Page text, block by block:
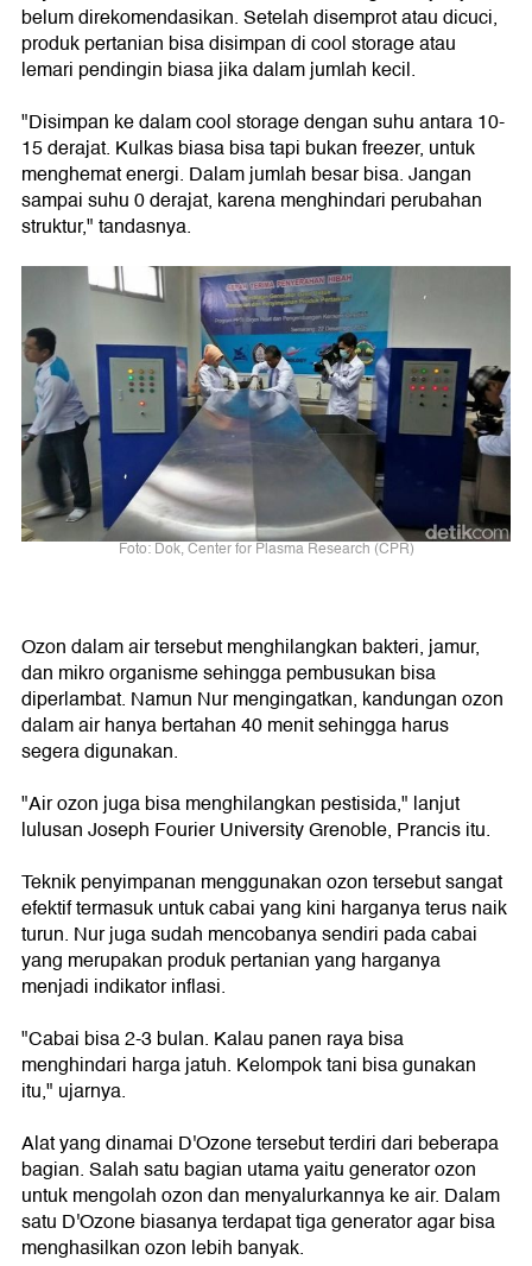
belum direkomendasikan. Setelah disemprot atau dicuci,
produk pertanian bisa disimpan di cool storage atau
lemari pendingin biasa jika dalam jumlah kecil.
"Disimpan ke dalam cool storage dengan suhu antara 10-
15 derajat. Kulkas biasa bisa tapi bukan freezer, untuk
menghemat energi. Dalam jumlah besar bisa. Jangan
sampai suhu 0 derajat, karena menghindari perubahan
struktur," tandasnya.
Foto: Dok, Center for Plasma Research (CPR)
Ozon dalam air tersebut menghilangkan bakteri, jamur,
dan mikro organisme sehingga pembusukan bisa
diperlambat. Namun Nur mengingatkan, kandungan ozon
dalam air hanya bertahan 40 menit sehingga harus
segera digunakan.
"Air ozon juga bisa menghilangkan pestisida," lanjut
lulusan Joseph Fourier University Grenoble, Prancis itu.
Teknik penyimpanan menggunakan ozon tersebut sangat
efektif termasuk untuk cabai yang kini harganya terus naik
turun. Nur juga sudah mencobanya sendiri pada cabai
yang merupakan produk pertanian yang harganya
menjadi indikator inflasi.
"Cabai bisa 2-3 bulan. Kalau panen raya bisa
menghindari harga jatuh. Kelompok tani bisa gunakan
itu," ujarnya.
Alat yang dinamai D'Ozone tersebut terdiri dari beberapa
bagian. Salah satu bagian utama yaitu generator ozon
untuk mengolah ozon dan menyalurkannya ke air. Dalam
satu D'Ozone biasanya terdapat tiga generator agar bisa
menghasilkan ozon lebih banyak.